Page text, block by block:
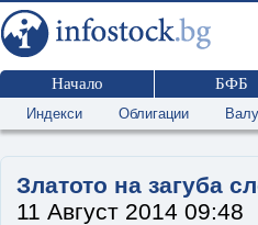
Начало БФБ
Индекси Облигации
Златото на загуба
11 Август 2014 09:48